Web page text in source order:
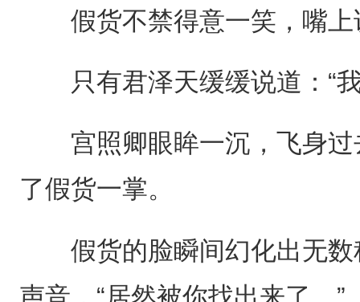
假货不禁得意一笑，嘴上
只有君泽天缓缓说道：“我
宫照卿眼眸一沉，飞身过
了假货一掌。
假货的脸瞬间幻化出无数
声音，“居然被你找出来了。”